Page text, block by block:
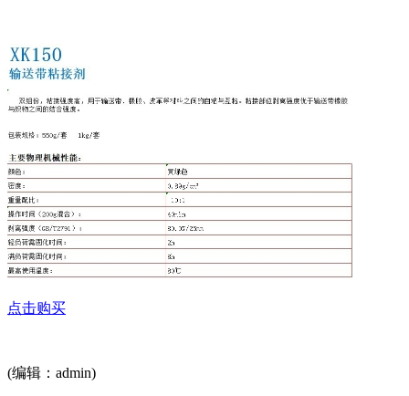
点击购买
(编辑：admin)